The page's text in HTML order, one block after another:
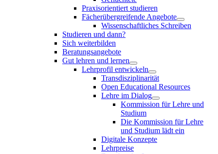
Praxisorientiert studieren
Fächerübergreifende Angebote
Wissenschaftliches Schreiben
Studieren und dann?
Sich weiterbilden
Beratungsangebote
Gut lehren und lernen
Lehrprofil entwickeln
Transdisziplinarität
Open Educational Resources
Lehre im Dialog
Kommission für Lehre und
Studium
Die Kommission für Lehre
und Studium lädt ein
Digitale Konzepte
Lehrpreise